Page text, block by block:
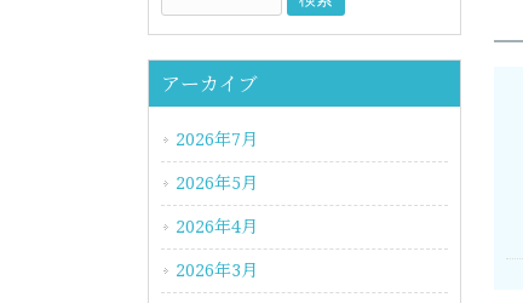
アーカイブ
2026年7月
2026年5月
2026年4月
2026年3月